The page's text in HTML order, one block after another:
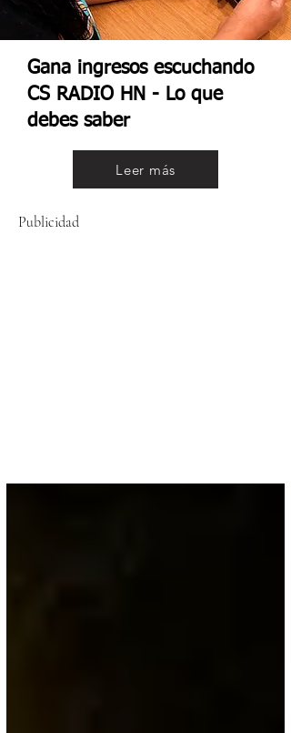
Gana ingresos escuchando
CS RADIO HN - Lo que
debes saber
Leer más
Publicidad